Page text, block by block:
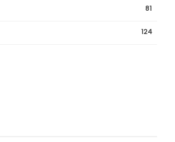
81
124